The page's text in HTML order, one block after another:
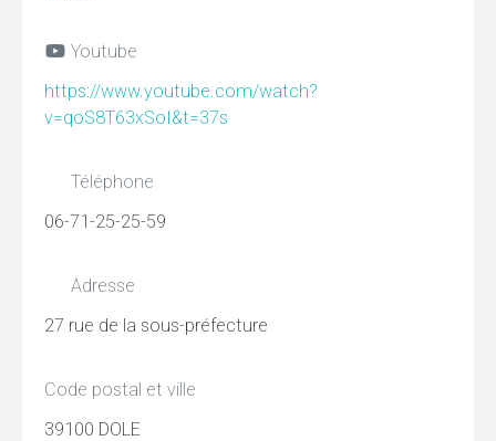
 Youtube
https://www.youtube.com/watch?
v=qoS8T63xSoI&t=37s
Téléphone
06-71-25-25-59
Adresse
27 rue de la sous-préfecture
Code postal et ville
39100 DOLE